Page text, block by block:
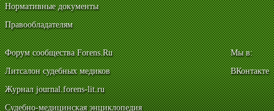
Нормативные документы
Правообладателям
Форум сообщества Forens.Ru
Литсалон судебных медиков
Журнал journal.forens-lit.ru
Судебно-медицинская энциклопедия
Мы в:
ВКонтакте